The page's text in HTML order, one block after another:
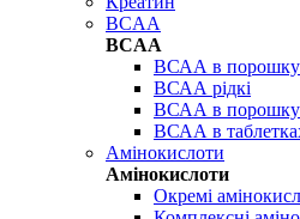
BCAA
BCAA
ВСАА в порошку
ВСАА рідкі
ВСАА в порошку
ВСАА в
Амінокислоти
Амінокислоти
Окремі